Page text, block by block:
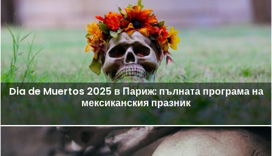
Dia de Muertos 2025 в Париж: пълната програма на
мексиканския празник